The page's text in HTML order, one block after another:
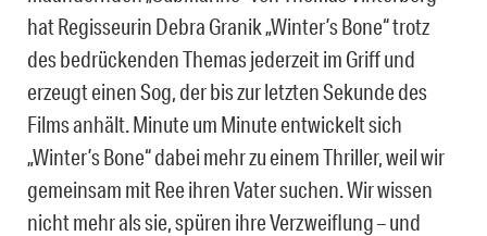
hat Regisseurin Debra Granik „Winter’s Bone“ trotz
des bedrückenden Themas jederzeit im Griff und
erzeugt einen Sog, der bis zur letzten Sekunde des
Films anhält. Minute um Minute entwickelt sich
„Winter’s Bone“ dabei mehr zu einem Thriller, weil wir
gemeinsam mit Ree ihren Vater suchen. Wir wissen
nicht mehr als sie, spüren ihre Verzweiflung – und